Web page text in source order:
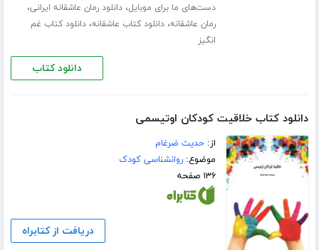
دست‌های ما برای موبایل،دانلود رمان عاشقانه ایرانی،
رمان عاشقانه،دانلود کتاب عاشقانه،دانلود کتاب غم
انگیز
دانلود کتاب
دانلود کتاب خلاقیت کودکان اوتیسمی
از:حدیث ضرغام
موضوع:روانشناسی کودک
۱۳۶ صفحه
دریافت از کتابراه